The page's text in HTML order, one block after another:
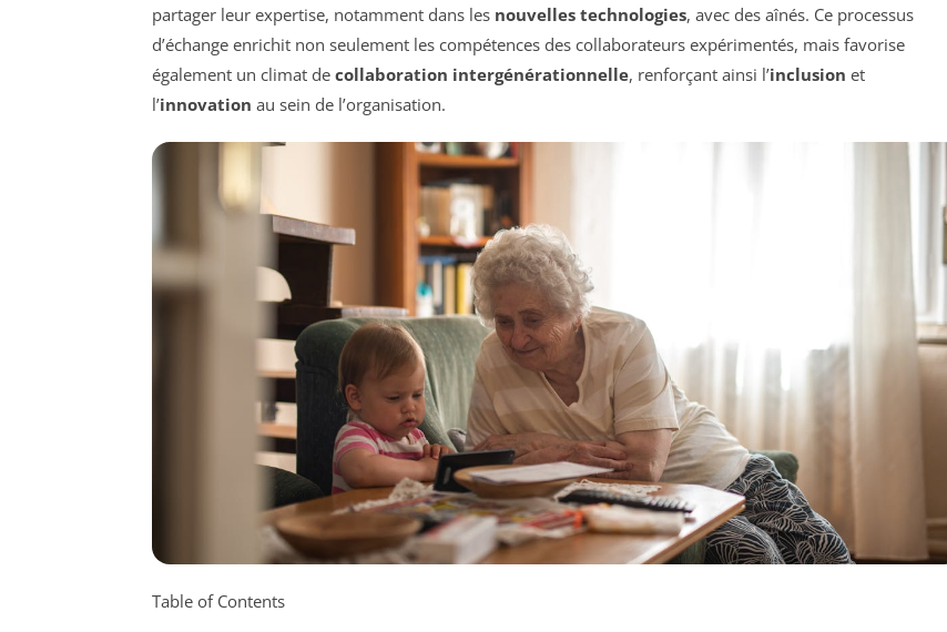
partager leur expertise, notamment dans les nouvelles technologies, avec des aînés. Ce processus
d’échange enrichit non seulement les compétences des collaborateurs expérimentés, mais favorise
également un climat de collaboration intergénérationnelle, renforçant ainsi l’inclusion et
l’innovation au sein de l’organisation.
Table of Contents